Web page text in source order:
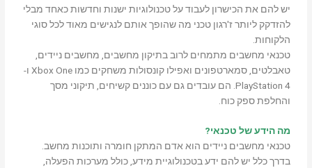
יש להם את הכישרון לעבוד על טכנולוגיות ישנות וחדשות כאחד מבלי
להזדקק ליותר ז'רגון טכני מה שהופך אותם לנגישים מאוד לכל סוגי
הלקוחות.
טכנאי מחשבים מתמחים לרוב בתיקון מחשבים, מחשבים ניידים,
טאבלטים, סמארטפונים ואפילו קונסולות משחקים כמו Xbox One ו-
PlayStation 4. הם עובדים גם עם כוננים קשיחים, תיקוני מסך
והחלפת ספק כוח.
מה הידע של טכנאי?
טכנאי מחשבים ניידים הוא אדם המתקן חומרה ותוכנות מחשב.
בדרך כלל יש להם ידע בטכנולוגיית מידע, כולל מערכות הפעלה,